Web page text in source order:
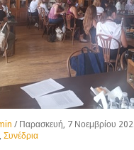
/ Παρασκευή, 7 Νοεμβρίου
, Συνέδρια